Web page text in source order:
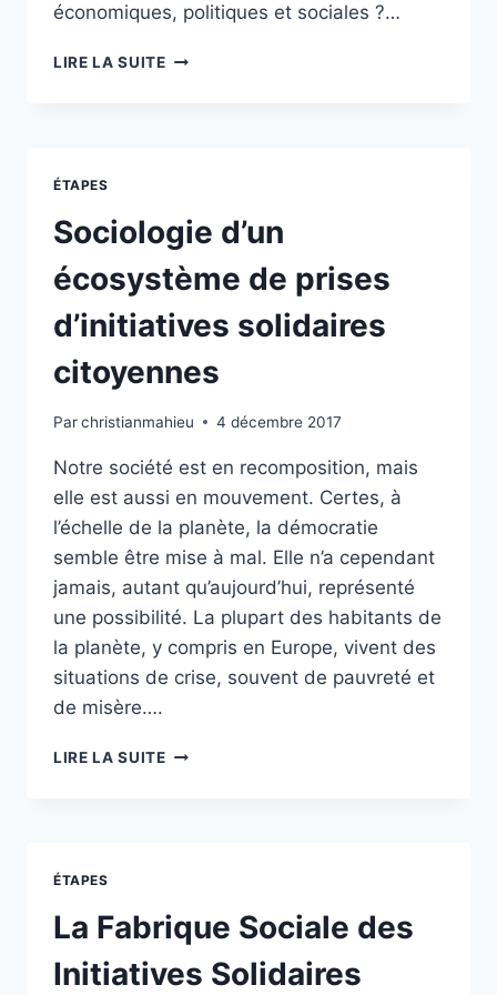
économiques, politiques et sociales ?…
LIRE LA SUITEINITIATIVES
TRANSITION ?
ÉTAPES
Sociologie d’un
écosystème de prises
d’initiatives solidaires
citoyennes
Parchristianmahieu 4 décembre 2017
Notre société est en recomposition, mais
elle est aussi en mouvement. Certes, à
l’échelle de la planète, la démocratie
semble être mise à mal. Elle n’a cependant
jamais, autant qu’aujourd’hui, représenté
une possibilité. La plupart des habitants de
la planète, y compris en Europe, vivent des
situations de crise, souvent de pauvreté et
de misère….
LIRE LA SUITESOCIOLOGIE
CITOYENNES
ÉTAPES
La Fabrique Sociale des
Initiatives Solidaires